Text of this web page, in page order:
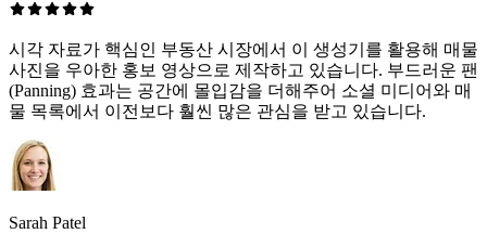
시각 자료가 핵심인 부동산 시장에서 이 생성기를 활용해 매물
사진을 우아한 홍보 영상으로 제작하고 있습니다. 부드러운 팬
(Panning) 효과는 공간에 몰입감을 더해주어 소셜 미디어와 매
물 목록에서 이전보다 훨씬 많은 관심을 받고 있습니다.
Sarah Patel